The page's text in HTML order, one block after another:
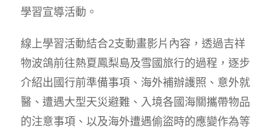
學習宣導活動。
線上學習活動結合2支動畫影片內容，透過吉祥
物波鴿前往熱夏鳳梨島及雪國旅行的過程，逐步
介紹出國行前準備事項、海外補辦護照、意外就
醫、遭遇大型天災避難、入境各國海關攜帶物品
的注意事項、以及海外遭遇偷盜時的應變作為等